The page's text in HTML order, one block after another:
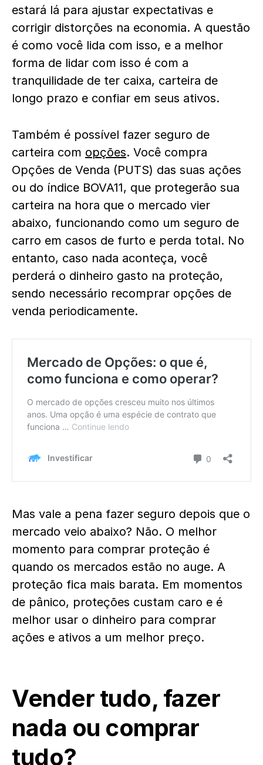
estará lá para ajustar expectativas e
corrigir distorções na economia. A questão
é como você lida com isso, e a melhor
forma de lidar com isso é com a
tranquilidade de ter caixa, carteira de
longo prazo e confiar em seus ativos.
Também é possível fazer seguro de
carteira com opções. Você compra
Opções de Venda (PUTS) das suas ações
ou do índice BOVA11, que protegerão sua
carteira na hora que o mercado vier
abaixo, funcionando como um seguro de
carro em casos de furto e perda total. No
entanto, caso nada aconteça, você
perderá o dinheiro gasto na proteção,
sendo necessário recomprar opções de
venda periodicamente.
Mas vale a pena fazer seguro depois que o
mercado veio abaixo? Não. O melhor
momento para comprar proteção é
quando os mercados estão no auge. A
proteção fica mais barata. Em momentos
de pânico, proteções custam caro e é
melhor usar o dinheiro para comprar
ações e ativos a um melhor preço.
Vender tudo, fazer
nada ou comprar
tudo?